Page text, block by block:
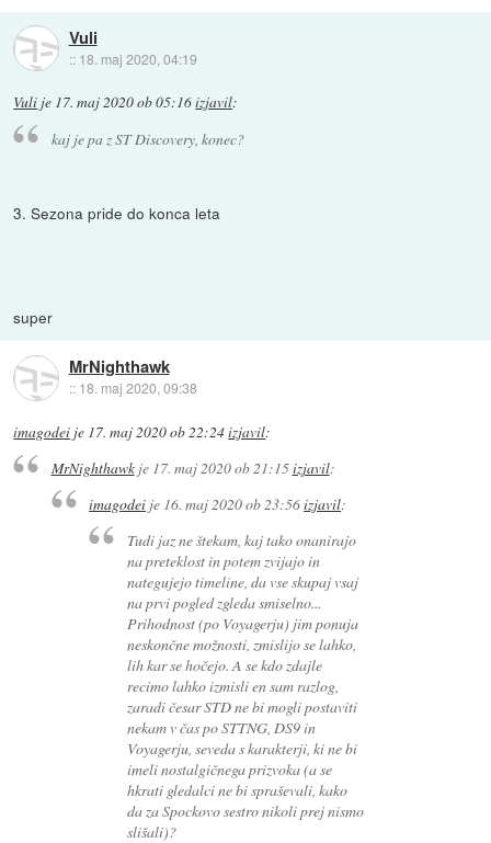
Vuli
:: 18. maj 2020, 04:19
Vuli je 17. maj 2020 ob 05:16izjavil:
kaj je pa z ST Discovery, konec?
3. Sezona pride do konca leta
super
MrNighthawk
:: 18. maj 2020, 09:38
imagodei je 17. maj 2020 ob 22:24izjavil:
MrNighthawkje 17. maj 2020 ob 21:15izjavil:
imagodei je 16. maj 2020 ob 23:56izjavil:
Tudi jaz ne štekam, kaj tako onanirajo
na preteklost in potem zvijajo in
nategujejo timeline, da vse skupaj vsaj
na prvi pogled zgleda smiselno...
Prihodnost (po Voyagerju) jim ponuja
neskončne možnosti, zmislijo se lahko,
lih kar se hočejo. A se kdo zdajle
recimo lahko izmisli en sam razlog,
zaradi česar STD ne bi mogli postaviti
nekam v čas po STTNG, DS9 in
Voyagerju, seveda s karakterji, ki ne bi
imeli nostalgičnega prizvoka (a se
hkrati gledalci ne bi spraševali, kako
da za Spockovo sestro nikoli prej nismo
slišali)?